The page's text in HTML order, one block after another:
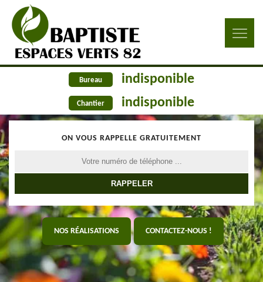
Bureau indisponible
Chantier indisponible
ON VOUS RAPPELLE GRATUITEMENT
NOS RÉALISATIONS CONTACTEZ-NOUS !